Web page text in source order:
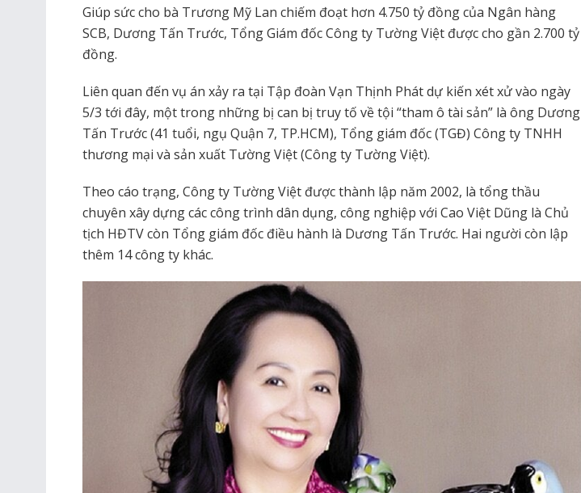
Giúp sức cho bà Trương Mỹ Lan chiếm đoạt hơn 4.750 tỷ đồng của Ngân hàng
SCB, Dương Tấn Trước, Tổng Giám đốc Công ty Tường Việt được cho gần 2.700 tỷ
đồng.
Liên quan đến vụ án xảy ra tại Tập đoàn Vạn Thịnh Phát dự kiến xét xử vào ngày
5/3 tới đây, một trong những bị can bị truy tố về tội “tham ô tài sản” là ông Dương
Tấn Trước (41 tuổi, ngụ Quận 7, TP.HCM), Tổng giám đốc (TGĐ) Công ty TNHH
thương mại và sản xuất Tường Việt (Công ty Tường Việt).
Theo cáo trạng, Công ty Tường Việt được thành lập năm 2002, là tổng thầu
chuyên xây dựng các công trình dân dụng, công nghiệp với Cao Việt Dũng là Chủ
tịch HĐTV còn Tổng giám đốc điều hành là Dương Tấn Trước. Hai người còn lập
thêm 14 công ty khác.